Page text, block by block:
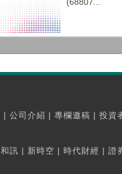
| 公司介紹 | 專欄邀稿 | 投資
和訊 | 新時空 | 時代財經 | 證